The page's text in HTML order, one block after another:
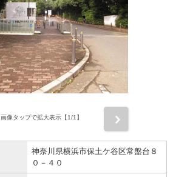
画像タップで拡大表示【1/1】
神奈川県横浜市保土ケ谷区常盤台８
０－４０